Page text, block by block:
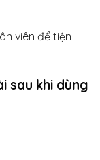
viên để tiện
sau khi dùng